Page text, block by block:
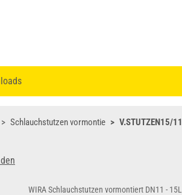
Schlauchstutzen vormontie V.STUTZEN15/11
WIRA Schlauchstutzen vormontiert DN11 - 15L